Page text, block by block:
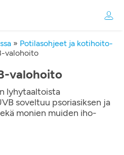
» Potilasohjeet ja kotihoito-
valohoito
valohoito
lyhytaaltoista
soveltuu psoriasiksen ja
monien muiden iho-